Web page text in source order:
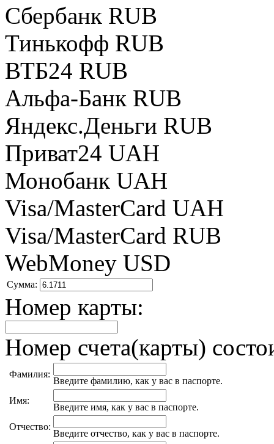
Сбербанк RUB
Тинькофф RUB
ВТБ24 RUB
Альфа-Банк RUB
Яндекс.Деньги RUB
Приват24 UAH
Монобанк UAH
Visa/MasterCard UAH
Visa/MasterCard RUB
WebMoney USD
Сумма:
Номер карты:
Номер счета(карты)
Фамилия:
Введите фамилию, как у вас в паспорте.
Имя:
Введите имя, как у вас в паспорте.
Отчество:
Введите отчество, как у вас в паспорте.